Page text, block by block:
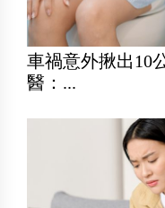
車禍意外揪出10
醫：...